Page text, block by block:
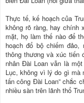
Thực tế, kế hoạch của
không rõ ràng, hay chính
mặt, họ làm thế nào để
hoạch đổ bộ chiếm
thông thương và xúc tiến
nhân Đài Loan vẫn là
Lục, không vì lý do gì mà
tấn công Đài Loan” chắc
nhiều sàn trên lãnh thổ